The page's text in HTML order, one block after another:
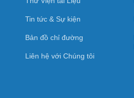
Tin tức & Sự kiện
Bản đồ chỉ đường
Liên hệ với Chúng tôi